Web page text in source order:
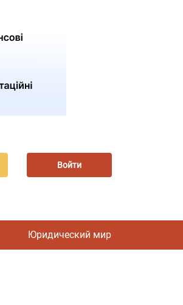
Войти
Юридический мир